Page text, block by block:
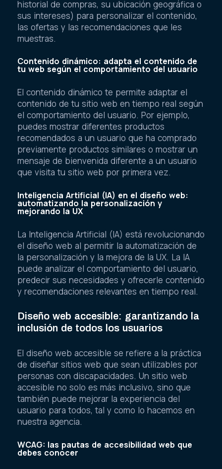
historial de compras, su ubicación geográfica o
sus intereses) para personalizar el contenido,
las ofertas y las recomendaciones que les
muestras.
Contenido dinámico: adapta el contenido de
tu web según el comportamiento del usuario
El contenido dinámico te permite adaptar el
contenido de tu sitio web en tiempo real según
el comportamiento del usuario. Por ejemplo,
puedes mostrar diferentes productos
recomendados a un usuario que ha comprado
previamente productos similares o mostrar un
mensaje de bienvenida diferente a un usuario
que visita tu sitio web por primera vez.
Inteligencia Artificial (IA) en el diseño web:
automatizando la personalización y
mejorando la UX
La Inteligencia Artificial (IA) está revolucionando
el diseño web al permitir la automatización de
la personalización y la mejora de la UX. La IA
puede analizar el comportamiento del usuario,
predecir sus necesidades y ofrecerle contenido
y recomendaciones relevantes en tiempo real.
Diseño web accesible: garantizando la
inclusión de todos los usuarios
El diseño web accesible se refiere a la práctica
de diseñar sitios web que sean utilizables por
personas con discapacidades. Un sitio web
accesible no solo es más inclusivo, sino que
también puede mejorar la experiencia del
usuario para todos, tal y como lo hacemos en
nuestra agencia.
WCAG: las pautas de accesibilidad web que
debes conocer